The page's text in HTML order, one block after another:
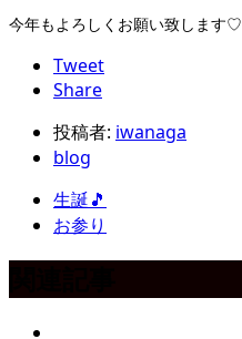
今年もよろしくお願い致します♡
Tweet
Share
投稿者: iwanaga
blog
生誕🎵
お参り